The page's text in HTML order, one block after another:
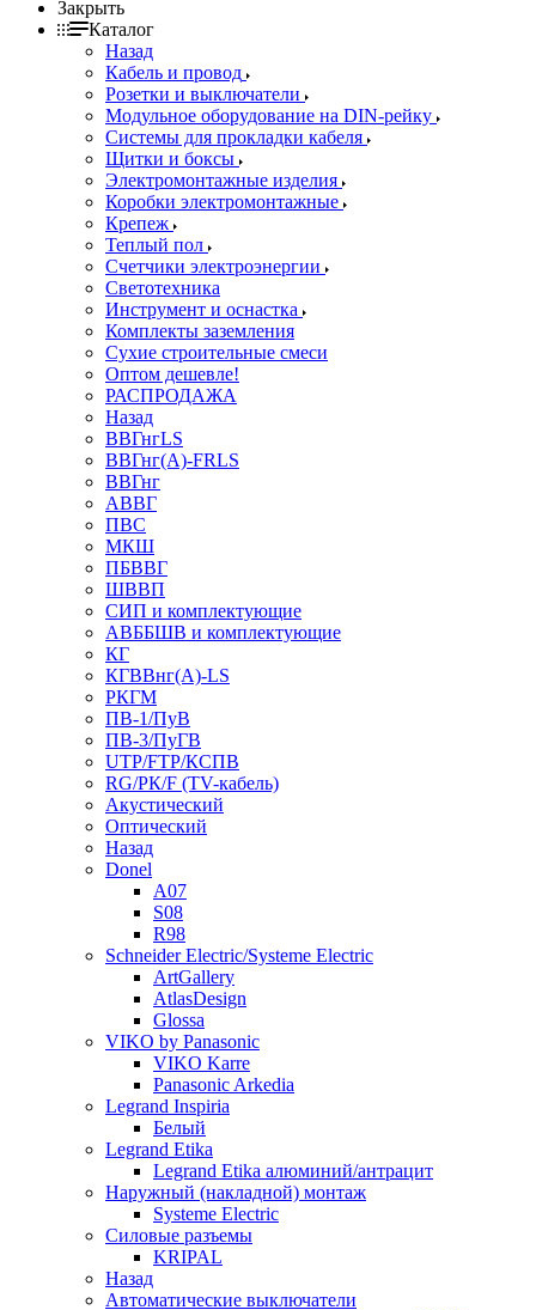
Закрыть
Каталог
Назад
Кабель и провод
Розетки и выключатели
Модульное оборудование на DIN-рейку
Системы для прокладки кабеля
Щитки и боксы
Электромонтажные изделия
Коробки электромонтажные
Крепеж
Теплый пол
Счетчики электроэнергии
Светотехника
Инструмент и оснастка
Комплекты заземления
Сухие строительные смеси
Оптом дешевле!
РАСПРОДАЖА
Назад
ВВГнгLS
ВВГнг(А)-FRLS
ВВГнг
АВВГ
ПВС
МКШ
ПБВВГ
ШВВП
СИП и комплектующие
АВББШВ и комплектующие
КГ
КГВВнг(А)-LS
РКГМ
ПВ-1/ПуВ
ПВ-3/ПуГВ
UTP/FTP/КСПВ
RG/РК/F (TV-кабель)
Акустический
Оптический
Назад
Donel
A07
S08
R98
Schneider Electric/Systeme Electric
ArtGallery
AtlasDesign
Glossa
VIKO by Panasonic
VIKO Karre
Panasonic Arkedia
Legrand Inspiria
Белый
Legrand Etika
Legrand Etika алюминий/антрацит
Наружный (накладной) монтаж
Systeme Electric
Силовые разъемы
KRIPAL
Назад
Автоматические выключатели